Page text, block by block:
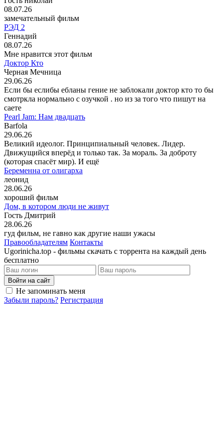
08.07.26
замечательный фильм
РЭД 2
Геннадий
08.07.26
Мне нравится этот фильм
Доктор Кто
Черная Мечница
29.06.26
Если бы еслибы ебланы гение не заблокали доктор кто то бы
смотркла нормально с озучкой . но из за того что пишут на
саете
Pearl Jam: Нам двадцать
Barfola
29.06.26
Великий идеолог. Принципиальный человек. Лидер.
Движущийся вперёд и только так. За мораль. За доброту
(которая спасёт мир). И ещё
Беременна от олигарха
леонид
28.06.26
хороший фильм
Дом, в котором люди не живут
Гость Дмитрий
28.06.26
гуд фильм, не гавно как другие наши ужасы
Правообладателям Контакты
Ugorinicha.top - фильмы скачать с торрента на каждый день
бесплатно
Войти на сайт
Не запоминать меня
Забыли пароль? Регистрация